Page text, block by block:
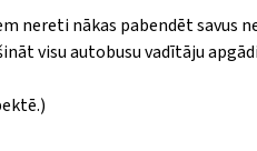
nereti nākas pabendēt savus
visu autobusu vadītāju